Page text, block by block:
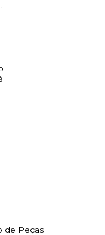
de Peças